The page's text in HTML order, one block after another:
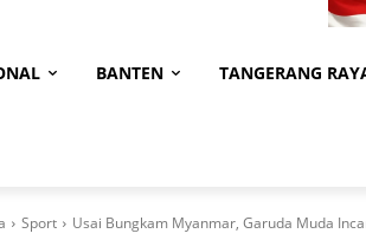
BANTEN TANGERANG
Sport Usai Bungkam Myanmar, Garuda Muda